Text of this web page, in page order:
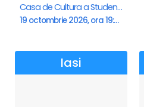
Casa de Cultura a Studentilor , Iasi
19 octombrie 2026, ora 19:00
Iasi